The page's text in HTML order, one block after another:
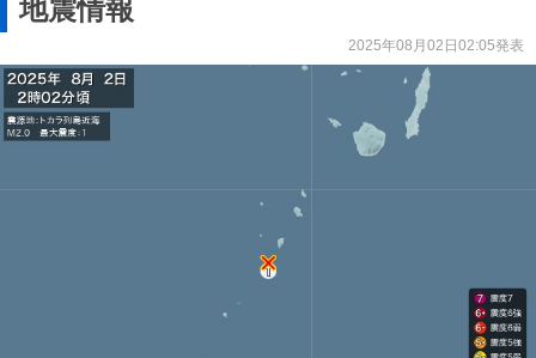
地震情報
2025年08月02日02:05発表